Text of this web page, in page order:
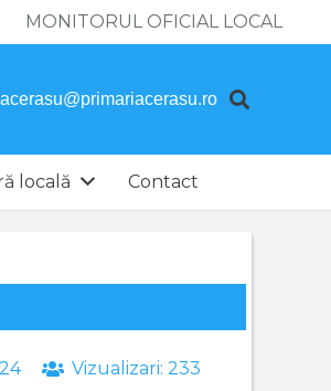
MONITORUL OFICIAL LOCAL
locală Contact
Vizualizari: 233